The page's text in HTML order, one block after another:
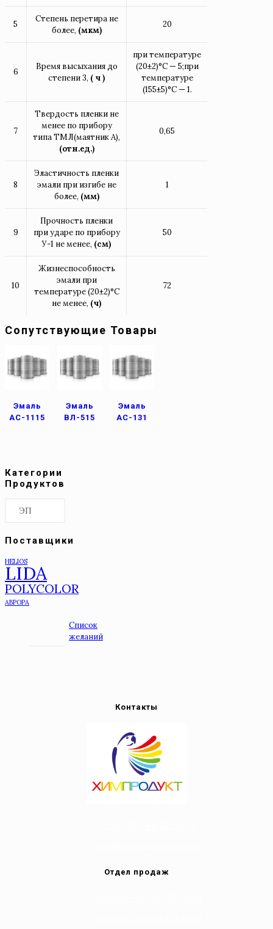
5
Степень перетира не
более, (мкм)
20
6
Время высыхания до
степени 3, ( ч )
при температуре
(20±2)°С — 5;при
температуре
(155±5)°С — 1.
7
Твердость пленки не
менее по прибору
типа ТМЛ(маятник А),
(отн.ед.)
0,65
8
Эластичность пленки
эмали при изгибе не
более, (мм)
1
9
Прочность пленки
при ударе по прибору
У-1 не менее, (см)
50
10
Жизнеспособность
эмали при
температуре (20±2)°С
не менее, (ч)
72
Сопутствующие Товары
Эмаль
АС-1115
Эмаль
ВЛ-515
Эмаль
АС-131
Категории
Продуктов
Поставщики
HELIOS
LIDA
POLYCOLOR
АВРОРА
Список
желаний
Контакты
Отдел продаж